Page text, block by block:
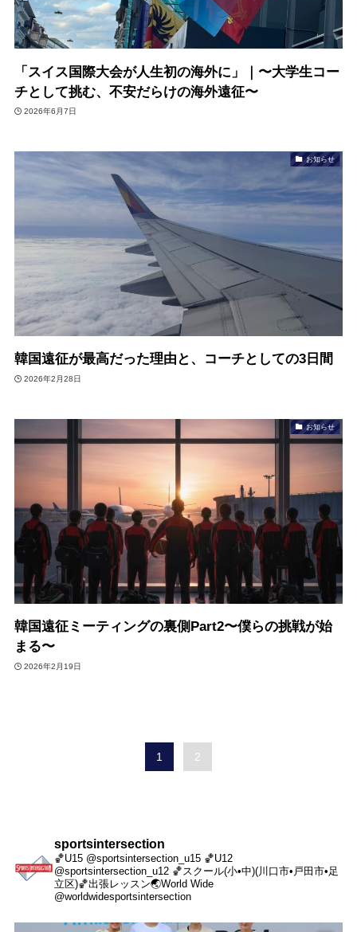
「スイス国際大会が人生初の海外に」｜〜大学生コー
チとして挑む、不安だらけの海外遠征〜
2026年6月7日
お知らせ
韓国遠征が最高だった理由と、コーチとしての3日間
2026年2月28日
お知らせ
韓国遠征ミーティングの裏側Part2〜僕らの挑戦が始
まる〜
2026年2月19日
1 2
sportsintersection
🏀U15 @sportsintersection_u15 🏀U12
@sportsintersection_u12 🏀スクール(小•中)(川口市•戸田市•足
立区)🏀出張レッスン🌏World Wide
@worldwidesportsintersection